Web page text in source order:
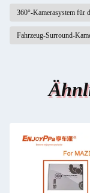
360°-Kamerasystem für
Fahrzeug-Surround-